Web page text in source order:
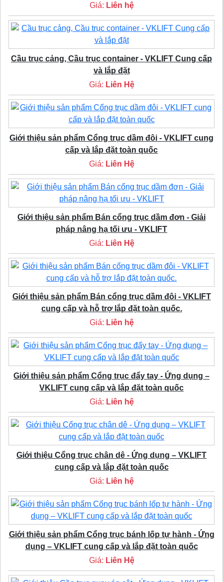
Giá: Liên hệ
Cầu trục cảng, Cầu trục container - VKLIFT Cung cấp
và lắp đặt
Giá: Liên Hệ
Giới thiệu sản phẩm Cổng trục dầm đôi - VKLIFT cung
cấp và lắp đặt toàn quốc
Giá: Liên Hệ
Giới thiệu sản phẩm Bán cổng trục dầm đơn - Giải
pháp nâng hạ tối ưu - VKLIFT
Giá: Liên Hệ
Giới thiệu sản phẩm Bán cổng trục dầm đôi - VKLIFT
cung cấp và hỗ trợ lắp đặt toàn quốc.
Giá: Liên hệ
Giới thiệu sản phẩm Cổng trục đẩy tay - Ứng dụng –
VKLIFT cung cấp và lắp đặt toàn quốc
Giá: Liên hệ
Giới thiệu Cổng trục chân dê - Ứng dụng – VKLIFT
cung cấp và lắp đặt toàn quốc
Giá: Liên hệ
Giới thiệu sản phẩm Cổng trục bánh lốp tự hành - Ứng
dụng – VKLIFT cung cấp và lắp đặt toàn quốc
Giá: Liên Hệ